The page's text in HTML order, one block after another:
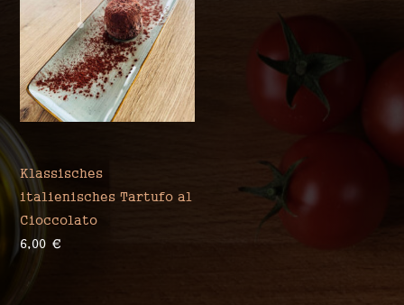
Klassisches
italienisches Tartufo al
Cioccolato
6,00€